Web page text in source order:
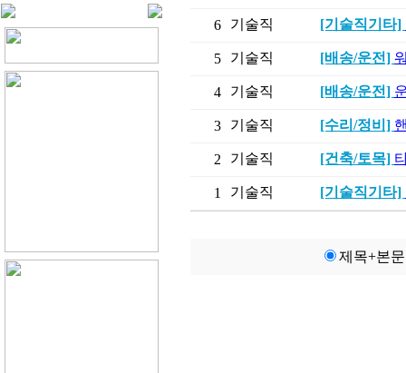
6 기술직 [기술직기타]
5 기술직 [배송/운전]
4 기술직 [배송/운전]
3 기술직 [수리/정비]
2 기술직 [건축/토목]
1 기술직 [기술직기타]
제목+본문